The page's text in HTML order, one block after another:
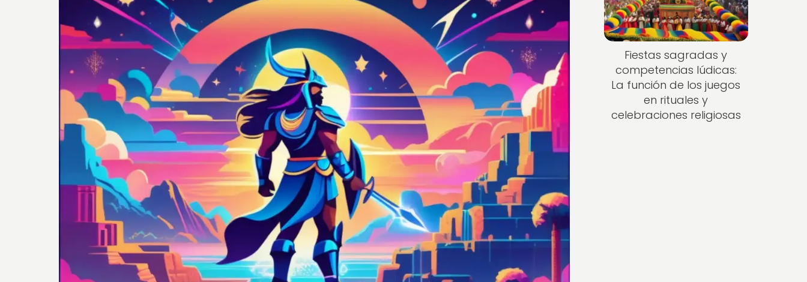
Fiestas sagradas y
competencias lúdicas:
La función de los juegos
en rituales y
celebraciones religiosas